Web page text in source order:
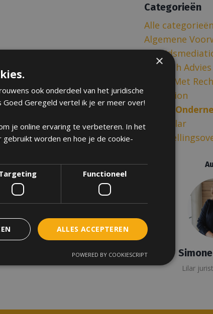
Categorieën
Alle categorieën
Algemene
Juridisch Advies
Mama Met
Mediation
Online
Over Lilar
Lilar
×
ook onderdeel van het juridische
Goed Geregeld vertel ik je er meer over!
je online ervaring te verbeteren. In het
worden en hoe je de cookie-
Functioneel
ALLES ACCEPTEREN
POWERED BY COOKIESCRIPT